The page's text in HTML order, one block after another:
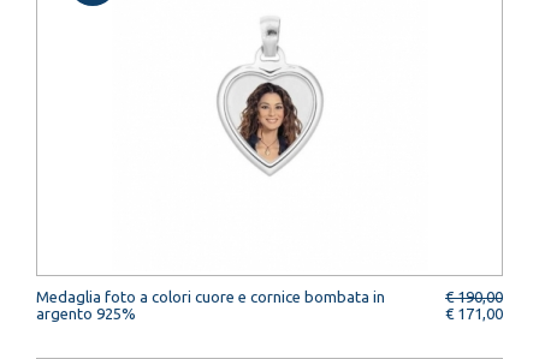
Medaglia foto a colori cuore e cornice bombata in
argento 925%
€ 190,00
€ 171,00